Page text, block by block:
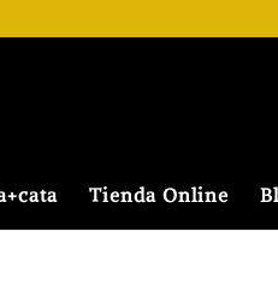
Tienda Online